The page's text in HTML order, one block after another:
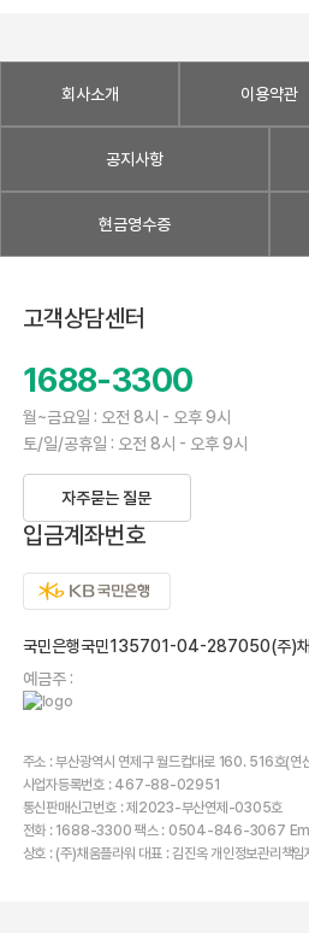
회사소개 이용약관
공지사항
현금영수증
고객상담센터
1688-3300
월~금요일 : 오전 8시 - 오후 9시
토/일/공휴일 : 오전 8시 - 오후 9시
자주묻는 질문
입금계좌번호
국민은행국민135701-04-287050(주)채
예금주 :
주소 : 부산광역시 연제구 월드컵대로 160. 516호(연
사업자등록번호 : 467-88-02951
통신판매신고번호 : 제2023-부산연제-0305호
전화 : 1688-3300 팩스 : 0504-846-3067
상호 : (주)채움플라워 대표 : 김진옥 개인정보관리책임